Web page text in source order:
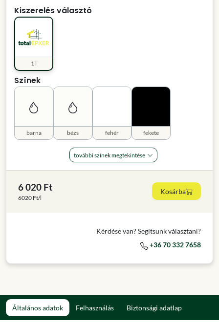
Kiszerelés választó
1 l
Színek
barna bézs fehér fekete
további színek megtekintése
6 020 Ft
6020 Ft/l
Kosárba
Kérdése van? Segítsünk választani?
+36 70 332 7658
Általános adatok Felhasználás Biztonsági adatlap